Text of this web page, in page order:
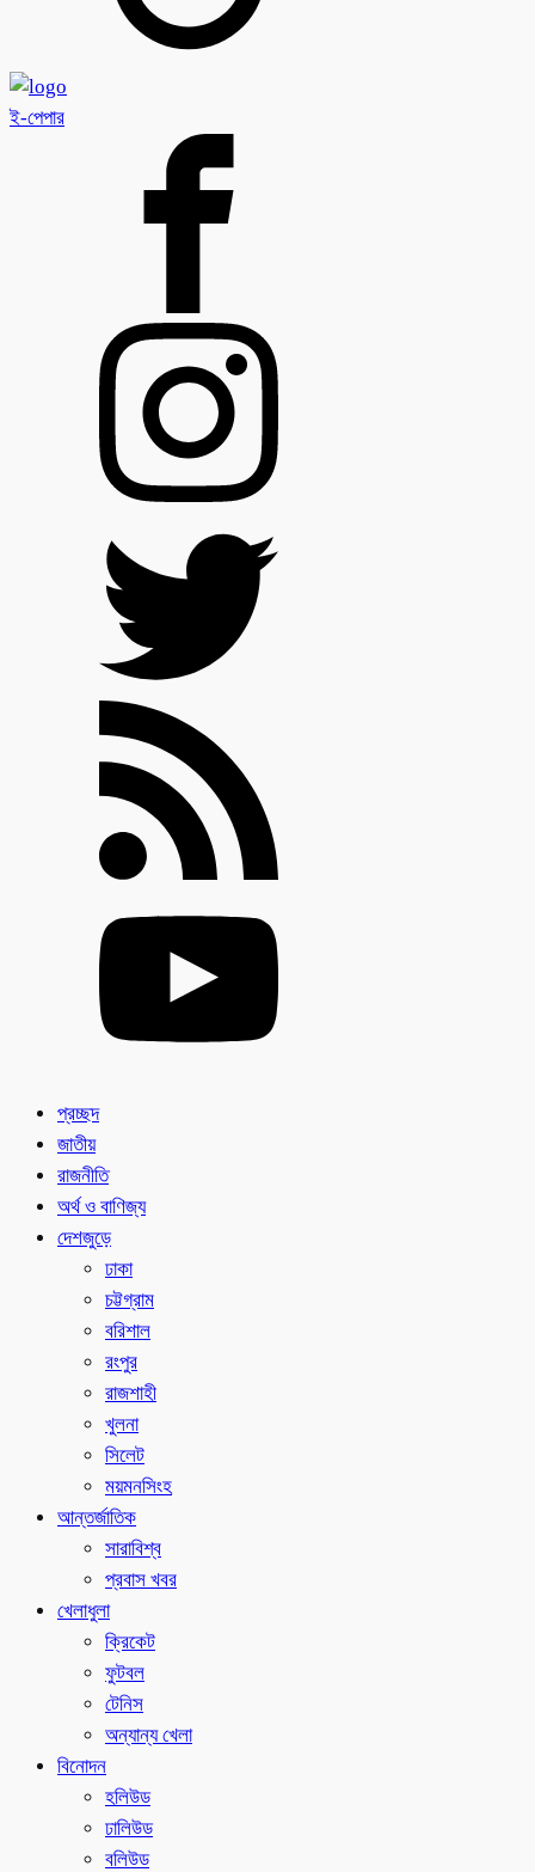
ই-পেপার
প্রচ্ছদ
জাতীয়
রাজনীতি
অর্থ ও বাণিজ্য
দেশজুড়ে
ঢাকা
চট্টগ্রাম
বরিশাল
রংপুর
রাজশাহী
খুলনা
সিলেট
ময়মনসিংহ
আন্তর্জাতিক
সারাবিশ্ব
প্রবাস খবর
খেলাধুলা
ক্রিকেট
ফুটবল
টেনিস
অন্যান্য খেলা
বিনোদন
হলিউড
ঢালিউড
বলিউড